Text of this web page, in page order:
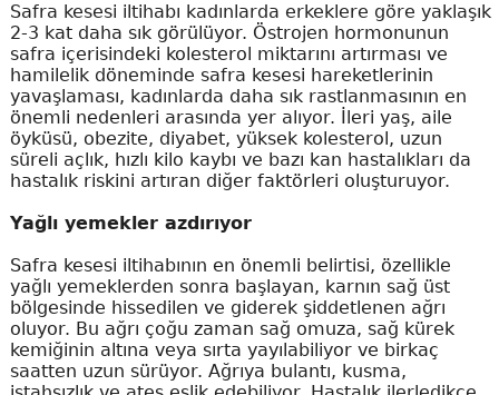
Safra kesesi iltihabı kadınlarda erkeklere göre yaklaşık
2-3 kat daha sık görülüyor. Östrojen hormonunun
safra içerisindeki kolesterol miktarını artırması ve
hamilelik döneminde safra kesesi hareketlerinin
yavaşlaması, kadınlarda daha sık rastlanmasının en
önemli nedenleri arasında yer alıyor. İleri yaş, aile
öyküsü, obezite, diyabet, yüksek kolesterol, uzun
süreli açlık, hızlı kilo kaybı ve bazı kan hastalıkları da
hastalık riskini artıran diğer faktörleri oluşturuyor.
Yağlı yemekler azdırıyor
Safra kesesi iltihabının en önemli belirtisi, özellikle
yağlı yemeklerden sonra başlayan, karnın sağ üst
bölgesinde hissedilen ve giderek şiddetlenen ağrı
oluyor. Bu ağrı çoğu zaman sağ omuza, sağ kürek
kemiğinin altına veya sırta yayılabiliyor ve birkaç
saatten uzun sürüyor. Ağrıya bulantı, kusma,